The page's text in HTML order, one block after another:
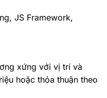
JS Framework,
xứng với vị trí và
hoặc thỏa thuận theo